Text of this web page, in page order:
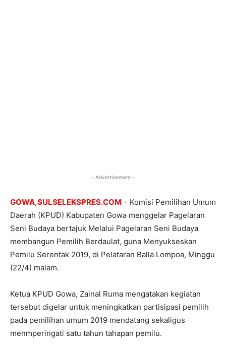
- Advertisement -
GOWA,SULSELEKSPRES.COM – Komisi Pemilihan Umum
Daerah (KPUD) Kabupaten Gowa menggelar Pagelaran
Seni Budaya bertajuk Melalui Pagelaran Seni Budaya
membangun Pemilih Berdaulat, guna Menyukseskan
Pemilu Serentak 2019, di Pelataran Balla Lompoa, Minggu
(22/4) malam.
Ketua KPUD Gowa, Zainal Ruma mengatakan kegiatan
tersebut digelar untuk meningkatkan partisipasi pemilih
pada pemilihan umum 2019 mendatang sekaligus
menmperingati satu tahun tahapan pemilu.